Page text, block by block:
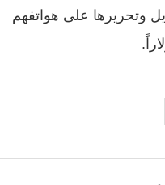
وتحريرها على هواتفهم